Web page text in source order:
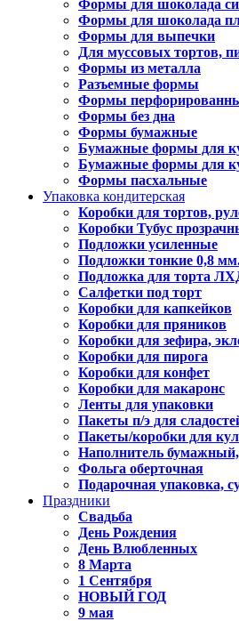
Формы для шоколада
Формы для шоколада
Формы для выпечки
Для муссовых тортов,
Формы из металла
Разъемные формы
Формы
Формы без дна
Формы бумажные
Бумажные формы для
Бумажные формы для
Формы пасхальные
Упаковка кондитерская
Коробки для тортов,
Коробки Тубус
Подложки усиленные
Подложки тонкие 0,8
Подложка для торта
Салфетки под торт
Коробки для капкейков
Коробки для пряников
Коробки для зефира,
Коробки для пирога
Коробки для конфет
Коробки для макаронс
Ленты для упаковки
Пакеты п/э для
Пакеты/коробки для
Наполнитель
Фольга оберточная
Подарочная упаковка,
Праздники
Свадьба
День Рождения
День Влюбленных
8 Марта
1 Сентября
НОВЫЙ ГОД
9 мая